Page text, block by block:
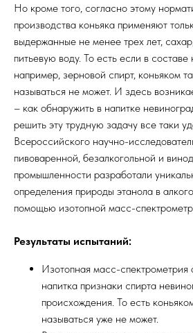
Но кроме того, согласно этому
производства коньяка применяют
выдержанные не менее трех лет,
питьевую воду. То есть если в составе
например, зерновой спирт, коньяком
называться не может. И здесь
– как обнаружить в напитке
решить эту трудную задачу все таки
Всероссийского научно-
пивоваренной, безалкогольной и
промышленности разработали
определения природы этанола в
помощью изотопной масс-
Результаты испытаний:
Изотопная масс-спектрометрия
напитка признаки спирта
происхождения. То есть
называться уже не может.